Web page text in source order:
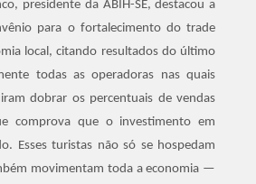
presidente da ABIH-SE, destacou a
para o fortalecimento do trade
local, citando resultados do último
todas as operadoras nas quais
dobrar os percentuais de vendas
comprova que o investimento em
Esses turistas não só se hospedam
movimentam toda a economia —